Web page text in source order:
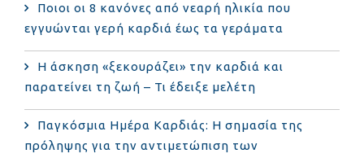
Ποιοι οι 8 κανόνες από νεαρή ηλικία που
εγγυώνται γερή καρδιά έως τα γεράματα
Η άσκηση «ξεκουράζει» την καρδιά και
παρατείνει τη ζωή – Τι έδειξε μελέτη
Παγκόσμια Ημέρα Καρδιάς: Η σημασία της
πρόληψης για την αντιμετώπιση των